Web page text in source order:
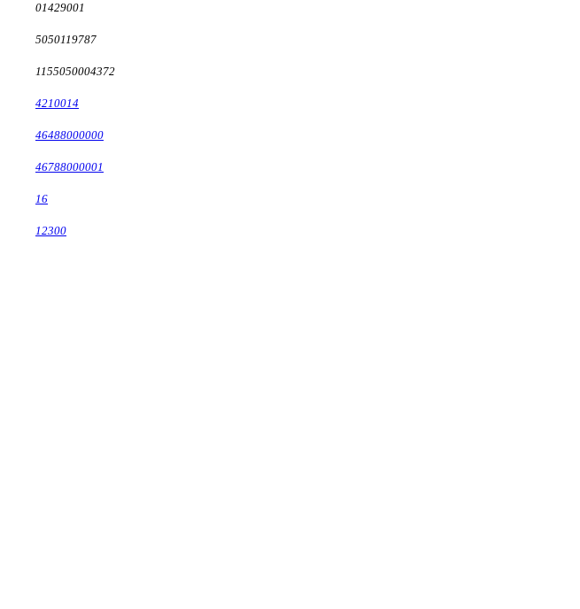
01429001
5050119787
1155050004372
4210014
46488000000
46788000001
16
12300